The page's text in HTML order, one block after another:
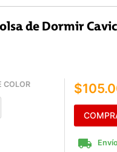
de Dormir
COLOR
local_shipping